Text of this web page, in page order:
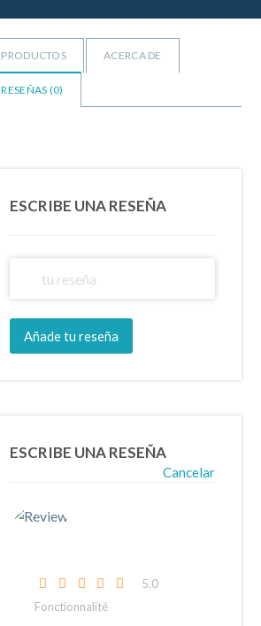
PRODUCTOS ACERCA DE
RESEÑAS (0)
ESCRIBE UNA RESEÑA
Añade tu reseña
ESCRIBE UNA RESEÑA
Cancelar
5.0
Fonctionnalité